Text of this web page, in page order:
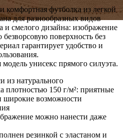
комфортная футболка из легкой
для разнообразных видов
и смелого дизайна: изображение
поверхность без
гарантирует удобство и
модель унисекс прямого силуэта.
из натурального
плотностью 150 г/м²: приятные
широкие возможности
можно нанести даже
резинкой с эластаном и